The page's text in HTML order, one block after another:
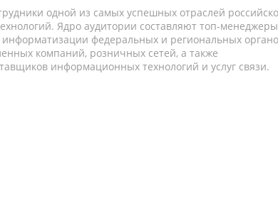
одной из самых успешных отраслей
Ядро аудитории составляют топ-
федеральных и региональных
компаний, розничных сетей, а также
информационных технологий и услуг связи.